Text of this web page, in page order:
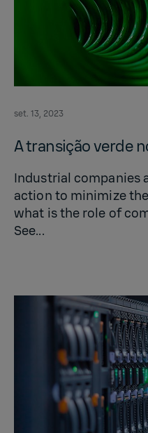
set. 13, 2023
A transição verde
Industrial companies
action to minimize
what is the role of
See...